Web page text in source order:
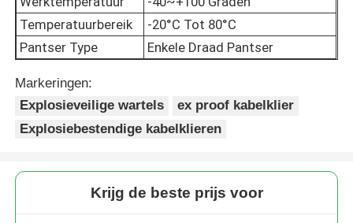
Explosiebestendige kabelklieren
explosiebestendige stop en contactdoos
Temperatuurbereik
-20°C Tot 80°C
Pantser Type
Enkele Draad Pantser
Markeringen:
Explosieveilige wartels
ex proof kabelklier
Explosiebestendige kabelklieren
Krijg de beste prijs voor